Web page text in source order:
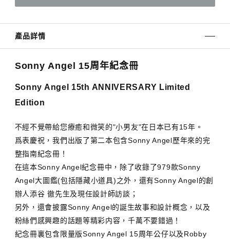
產品詳情
Sonny Angel 15周年紀念冊
Sonny Angel 15th ANNIVERSARY Limited
Edition
不經不覺帶給您療癒和微笑的"小男友"在日本已有15年。
爲表慶祝，我們出版了第二本包含Sonny Angel歷年來的完
整指南紀念冊！
在這本Sonny Angel紀念冊中，除了收錄了979款Sonny
Angel大圖鑑(包括隱藏小道具)之外，還有Sonny Angel的創
辦人添谷 徹先生及現任設計師訪談；
另外，還會披露Sonny Angel的誕生故事和設計概念，以及
粉絲們感興趣的話題等精彩内容，千萬不要錯過！
紀念冊裏包含限量版Sonny Angel 15周年公仔以及Robby